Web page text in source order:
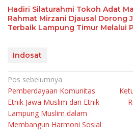
Hadiri Silaturahmi Tokoh Adat
Rahmat Mirzani Djausal Dorong
Terbaik Lampung Timur Melalui
Indosat
Navigasi
pos
Pos sebelumnya
Pemberdayaan Komunitas
Etnik Jawa Muslim dan Etnik
Lampung Muslim dalam
Membangun Harmoni Sosial